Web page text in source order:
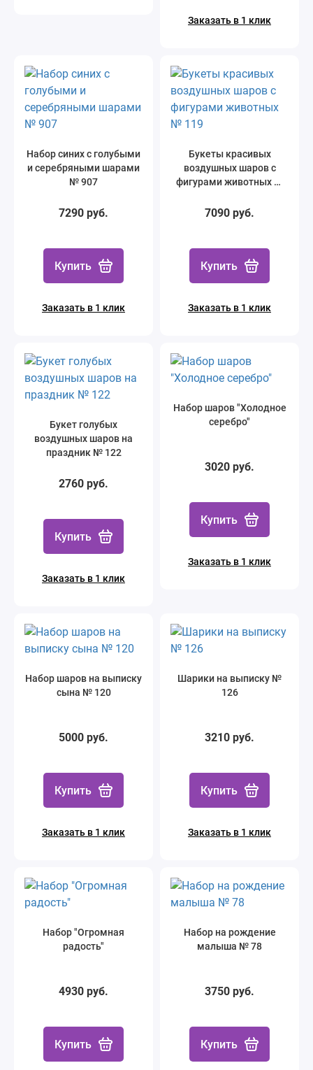
Заказать в 1 клик
Набор синих с голубыми
и серебряными шарами
№ 907
7290 руб.
Купить
Заказать в 1 клик
Букеты красивых
воздушных шаров с
фигурами животных №
7090 руб.
Купить
Заказать в 1 клик
Букет голубых
воздушных шаров на
праздник № 122
2760 руб.
Купить
Заказать в 1 клик
Набор шаров "Холодное
серебро"
3020 руб.
Купить
Заказать в 1 клик
Набор шаров на выписку
сына № 120
5000 руб.
Купить
Заказать в 1 клик
Шарики на выписку №
126
3210 руб.
Купить
Заказать в 1 клик
Набор "Огромная
радость"
4930 руб.
Купить
Набор на рождение
малыша № 78
3750 руб.
Купить